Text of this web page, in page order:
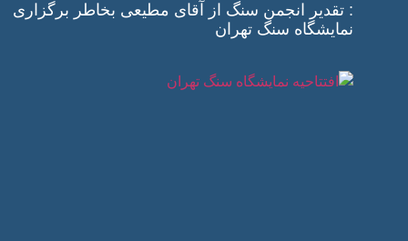
: تقدیر انجمن سنگ از آقای مطیعی بخاطر برگزاری
نمایشگاه سنگ تهران